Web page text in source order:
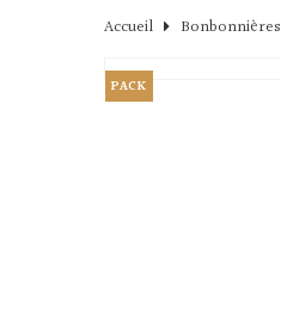
Accueil Bonbonnières
PACK